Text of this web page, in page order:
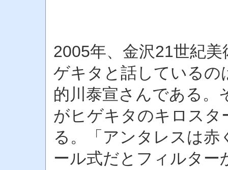
2005年、金沢21世紀
ゲキタと話しているの
的川泰宣さんである。
がヒゲキタのキロス
る。「アンタレスは
ール式だとフィルタ